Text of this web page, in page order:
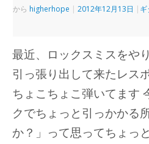
から higherhope | 2012年12月13日 |
最近、ロックスミスをや
引っ張り出して来たレス
ちょこちょこ弾いてます
クでちょっと引っかかる
か？」って思ってちょっ